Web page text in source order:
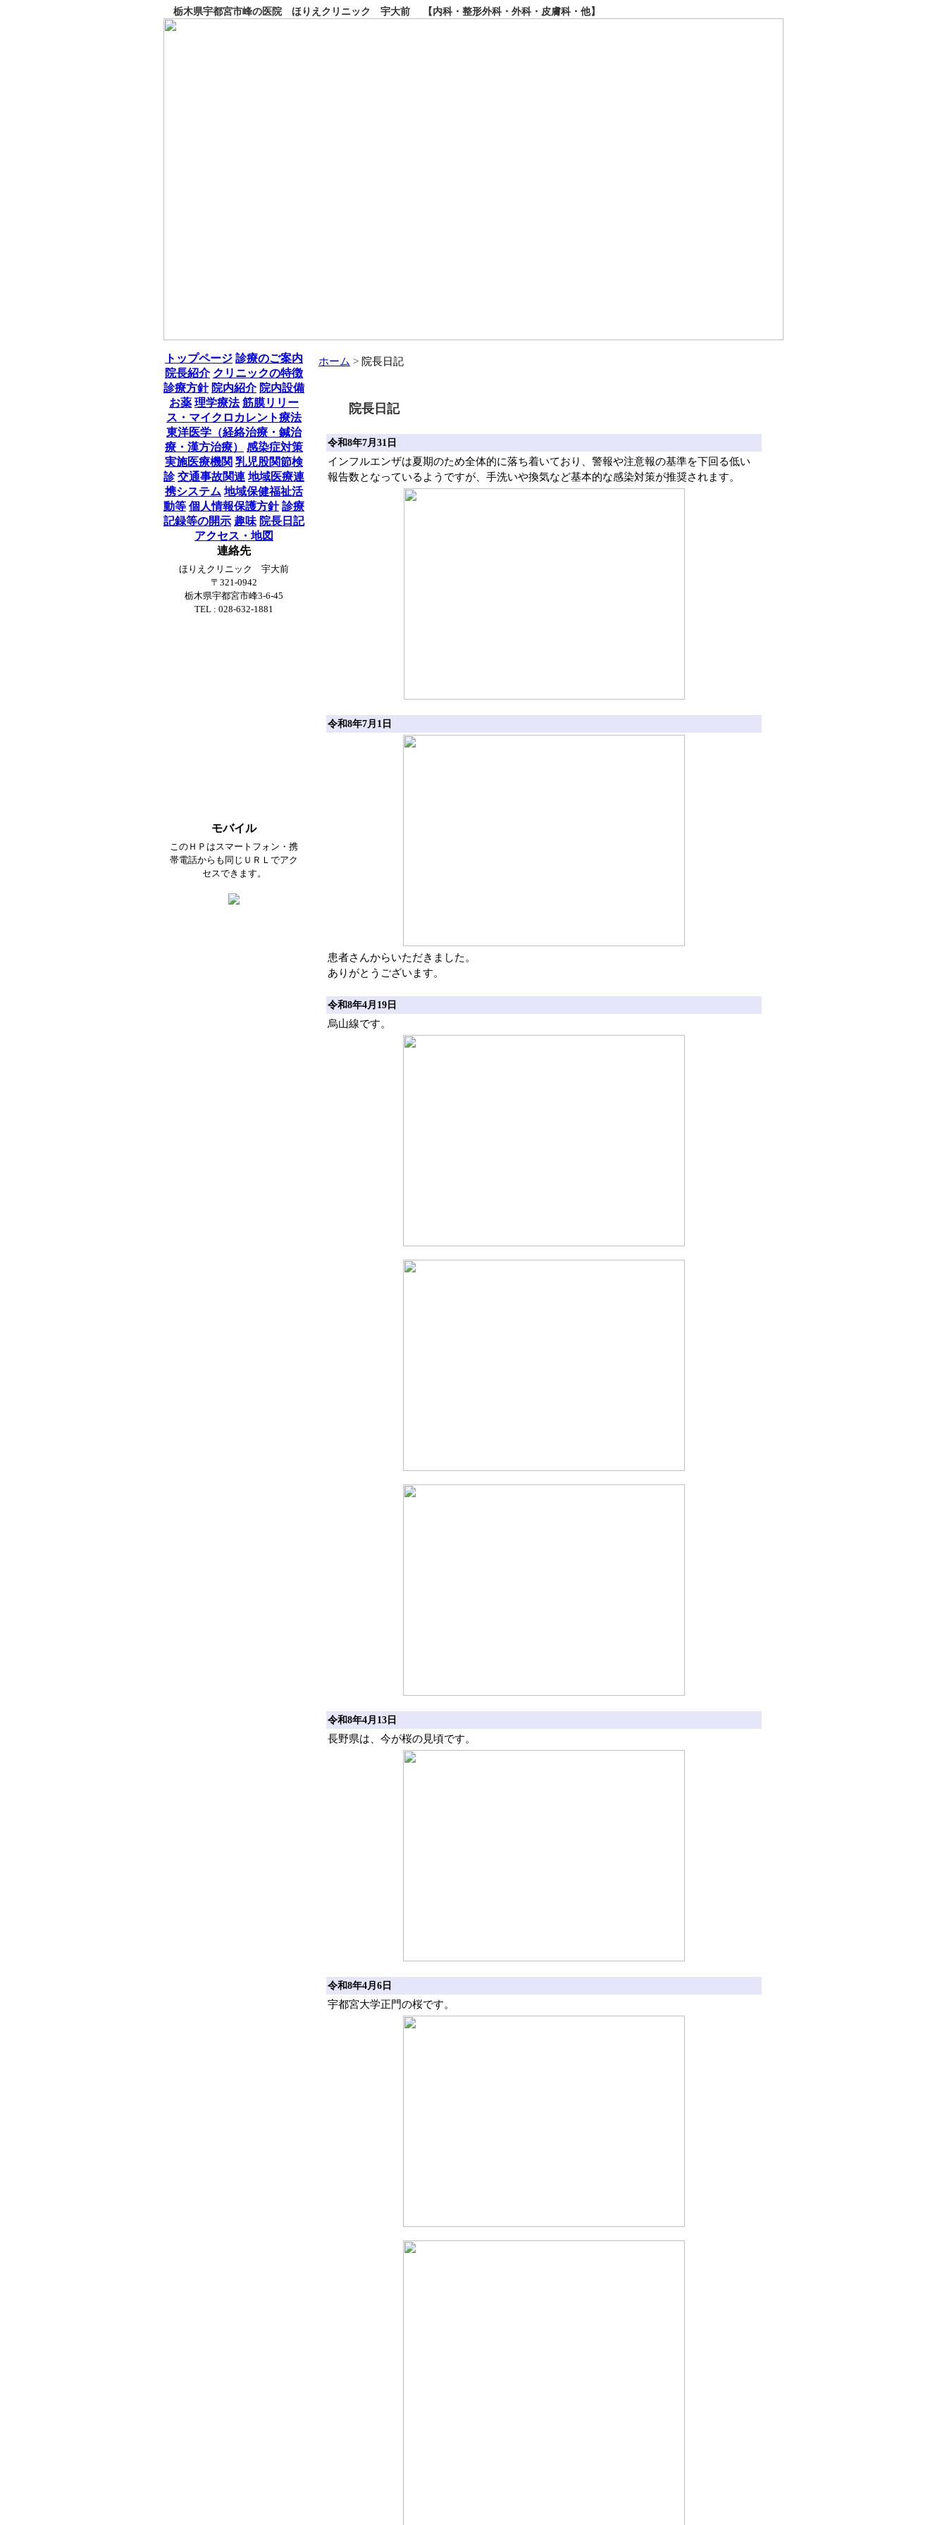
栃木県宇都宮市峰の医院 ほりえクリニック 宇大前 【内科・整形外科・外科・皮膚科・他】
トップページ 診療のご案内
院長紹介 クリニックの特徴
診療方針 院内紹介 院内設備
お薬 理学療法 筋膜リリー
ス・マイクロカレント療法
東洋医学（経絡治療・鍼治
療・漢方治療）
感染症対策
実施医療機関 乳児股関節検
診 交通事故関連 地域医療連
携システム 地域保健福祉活
動等 個人情報保護方針 診療
記録等の開示 趣味 院長日記
アクセス・地図
連絡先
ほりえクリニック 宇大前
〒321-0942
栃木県宇都宮市峰3-6-45
TEL : 028-632-1881
モバイル
このＨＰはスマートフォン・携
帯電話からも同じＵＲＬでアク
セスできます。
ホーム 院長日記
院長日記
令和8年7月31日
インフルエンザは夏期のため全体的に落ち着いており、警報や注意報の基準を下回る低い
報告数となっているようですが、手洗いや換気など基本的な感染対策が推奨されます。
令和8年7月1日
患者さんからいただきました。
ありがとうございます。
令和8年4月19日
烏山線です。
令和8年4月13日
長野県は、今が桜の見頃です。
令和8年4月6日
宇都宮大学正門の桜です。